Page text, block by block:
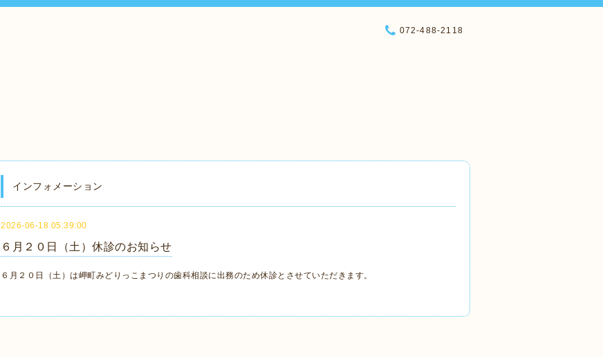
072-488-2118
インフォメーション
2026-06-18 05:39:00
６月２０日（土）休診のお知らせ
６月２０日（土）は岬町みどりっこまつりの歯科相談に出務のため休診とさせていただきます。